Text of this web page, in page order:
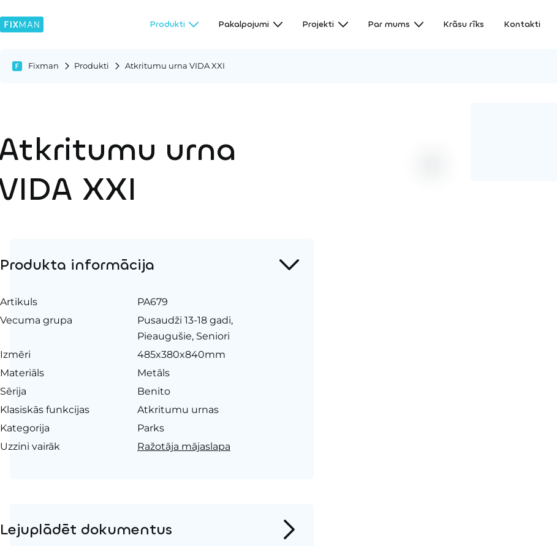
Produkti Pakalpojumi Projekti Par mums Krāsu rīks Kontakti
Fixman Produkti Atkritumu urna VIDA XXI
urna
XXI
Produkta informācija
Artikuls
PA679
Vecuma grupa
Pusaudži 13-18 gadi,
Pieaugušie, Seniori
Izmēri
485x380x840mm
Materiāls
Metāls
Sērija
Benito
Klasiskās funkcijas
Atkritumu urnas
Kategorija
Parks
Uzzini vairāk
Ražotāja mājaslapa
Lejuplādēt dokumentus